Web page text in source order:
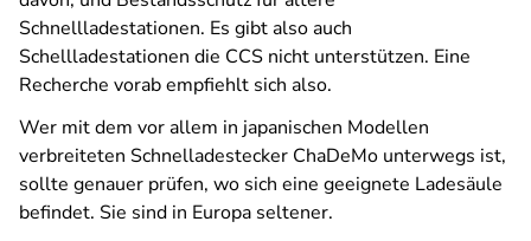
Schnellladestationen. Es gibt also auch
Schellladestationen die CCS nicht unterstützen. Eine
Recherche vorab empfiehlt sich also.
Wer mit dem vor allem in japanischen Modellen
verbreiteten Schnelladestecker ChaDeMo unterwegs ist,
sollte genauer prüfen, wo sich eine geeignete Ladesäule
befindet. Sie sind in Europa seltener.